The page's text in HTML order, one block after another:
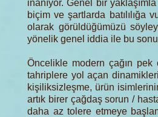
inanıyor. Genel bir
biçim ve şartlarda batılılığa
olarak görüldüğümüzü
yönelik genel iddia ile bu
Öncelikle modern çağın pek
tahriplere yol açan
kişiliksizleşme, ürün
artık birer çağdaş sorun /
daha az tolere etmeye